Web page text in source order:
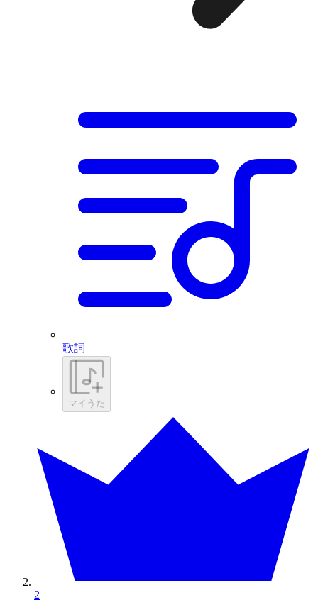
歌詞
マイうた
2